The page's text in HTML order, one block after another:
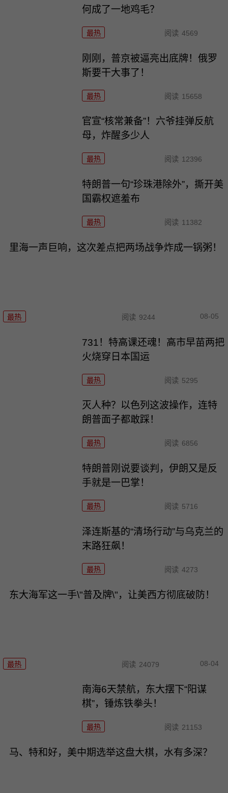
何成了一地鸡毛？
最热 阅读 4569
刚刚，普京被逼亮出底牌！俄罗
斯要干大事了！
最热 阅读 15658
官宣“核常兼备”！六爷挂弹反航
母，炸醒多少人
最热 阅读 12396
特朗普一句“珍珠港除外”，撕开美
国霸权遮羞布
最热 阅读 11382
里海一声巨响，这次差点把两场战争炸成一锅粥！
最热 阅读 9244 08-05
731！特高课还魂！高市早苗两把
火烧穿日本国运
最热 阅读 5295
灭人种？以色列这波操作，连特
朗普面子都敢踩！
最热 阅读 6856
特朗普刚说要谈判，伊朗又是反
手就是一巴掌！
最热 阅读 5716
泽连斯基的“清场行动”与乌克兰的
末路狂飙！
最热 阅读 4273
东大海军这一手\"普及牌\"，让美西方彻底破防！
最热 阅读 24079 08-04
南海6天禁航，东大摆下“阳谋
棋”，锤炼铁拳头！
最热 阅读 21153
马、特和好，美中期选举这盘大棋，水有多深？